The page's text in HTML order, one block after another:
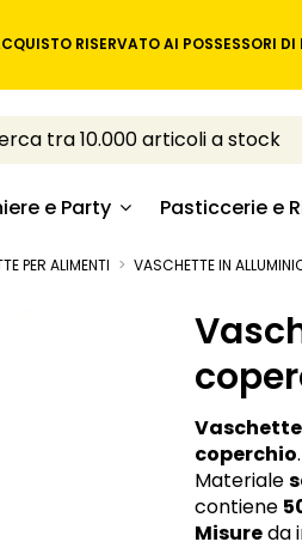
RISERVATO AI POSSESSORI
e Party Pasticcerie e
PER ALIMENTI VASCHETTE IN
Vaschette
coperchio
Materiale
contiene
Misureda